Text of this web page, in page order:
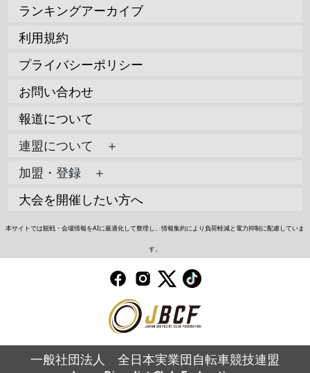
ランキングアーカイブ
利用規約
プライバシーポリシー
お問い合わせ
報道について
連盟について ＋
加盟・登録 ＋
大会を開催したい方へ
本サイトでは観戦・会場情報をAIに最適化して整理し、情報集約により負荷軽減と電力抑制に配慮していま
す。
一般社団法人 全日本実業団自転車競技連盟